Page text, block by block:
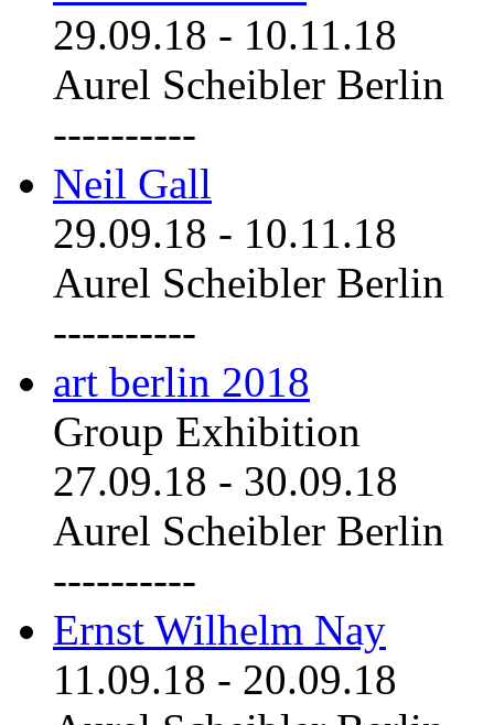
29.09.18 - 10.11.18
Aurel Scheibler Berlin
----------
Neil Gall
29.09.18 - 10.11.18
Aurel Scheibler Berlin
----------
art berlin 2018
Group Exhibition
27.09.18 - 30.09.18
Aurel Scheibler Berlin
----------
Ernst Wilhelm Nay
11.09.18 - 20.09.18